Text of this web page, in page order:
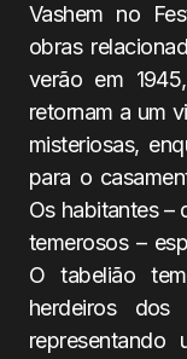
Vashem no
obras
verão em
retornam a um
misteriosas,
para o
Os habitantes –
temerosos –
O tabelião
herdeiros dos